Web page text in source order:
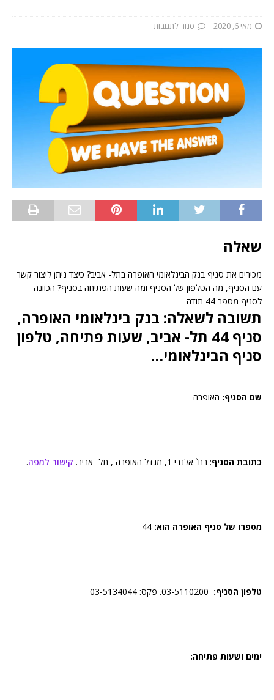
מאי 6, 2020 סגור לתגובות
שאלה
מכירים את סניף בנק הבינלאומי האופרה בתל- אביב? כיצד ניתן ליצור קשר
עם הסניף, מה הטלפון של הסניף ומה שעות הפתיחה בסניף? הכוונה
לסניף מספר 44 תודה
תשובה לשאלה: בנק בינלאומי האופרה,
סניף 44 תל- אביב, שעות פתיחה, טלפון
סניף הבינלאומי…
שם הסניף: האופרה
כתובת הסניף: רח` אלנבי 1, מגדל האופרה , תל- אביב. קישור למפה.
מספרו של סניף האופרה הוא:
טלפון הסניף:
ימים ושעות פתיחה: